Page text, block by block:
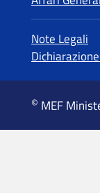
MEF